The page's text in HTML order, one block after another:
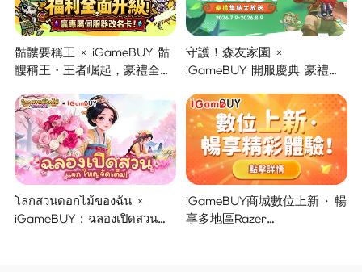
骷髏要稱王 × iGameBUY 骷
髏稱王・王者崛起，豪禮全面
守護！森友家園 ×
iGameBUY 開服慶典 豪禮集
โลกสวนดอกไม้ของฉัน ×
iGameBUY : ฉลองเปิดสวน
iGameBUY商城數位上新 · 暢
享多地區Razer